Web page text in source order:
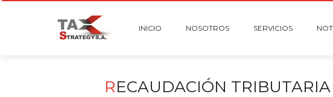
INICIO NOSOTROS SERVICIOS
RECAUDACIÓN